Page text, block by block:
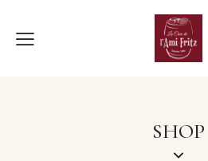
SHOP